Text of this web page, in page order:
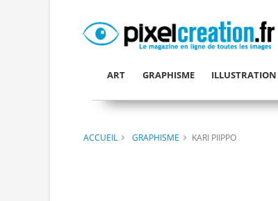
ART GRAPHISME ILLUSTRATION
ACCUEIL GRAPHISME KARI PIIPPO